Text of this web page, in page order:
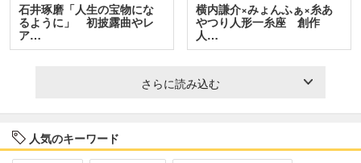
石井琢磨「人生の宝物にな
るように」 初披露曲やレ
ア…
横内謙介×みょんふぁ×糸あ
やつり人形一糸座 創作
人…
さらに読み込む
人気のキーワード